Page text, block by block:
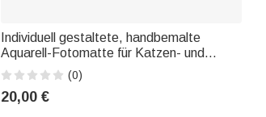
Individuell gestaltete, handbemalte
Aquarell-Fotomatte für Katzen- und
Hundefutter mit Namen – Tierbedarf und
Geburtstagsgeschenk für Tierhalter und
Tierfreunde
(0)
20,00 €